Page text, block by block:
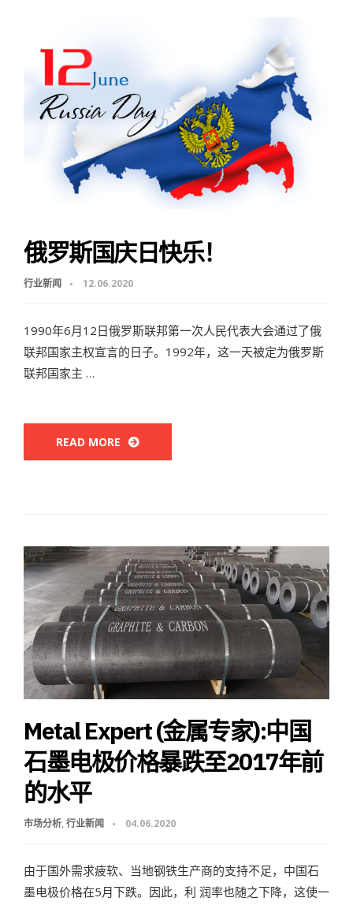
俄罗斯国庆日快乐！
行业新闻 12.06.2020
1990年6月12日俄罗斯联邦第一次人民代表大会通过了俄
联邦国家主权宣言的日子。1992年，这一天被定为俄罗斯
联邦国家主 …
READ MORE
Metal Expert (金属专家):中国
石墨电极价格暴跌至2017年前
的水平
市场分析,行业新闻 04.06.2020
由于国外需求疲软、当地钢铁生产商的支持不足，中国石
墨电极价格在5月下跌。因此，利 润率也随之下降，这使一